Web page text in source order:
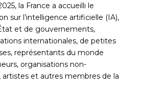
la France a accueilli le
sur l’intelligence artificielle (IA),
et de gouvernements,
internationales, de petites
représentants du monde
organisations non-
et autres membres de la